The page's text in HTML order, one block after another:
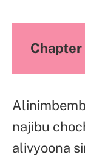
Chapter
najibu
alivyoona